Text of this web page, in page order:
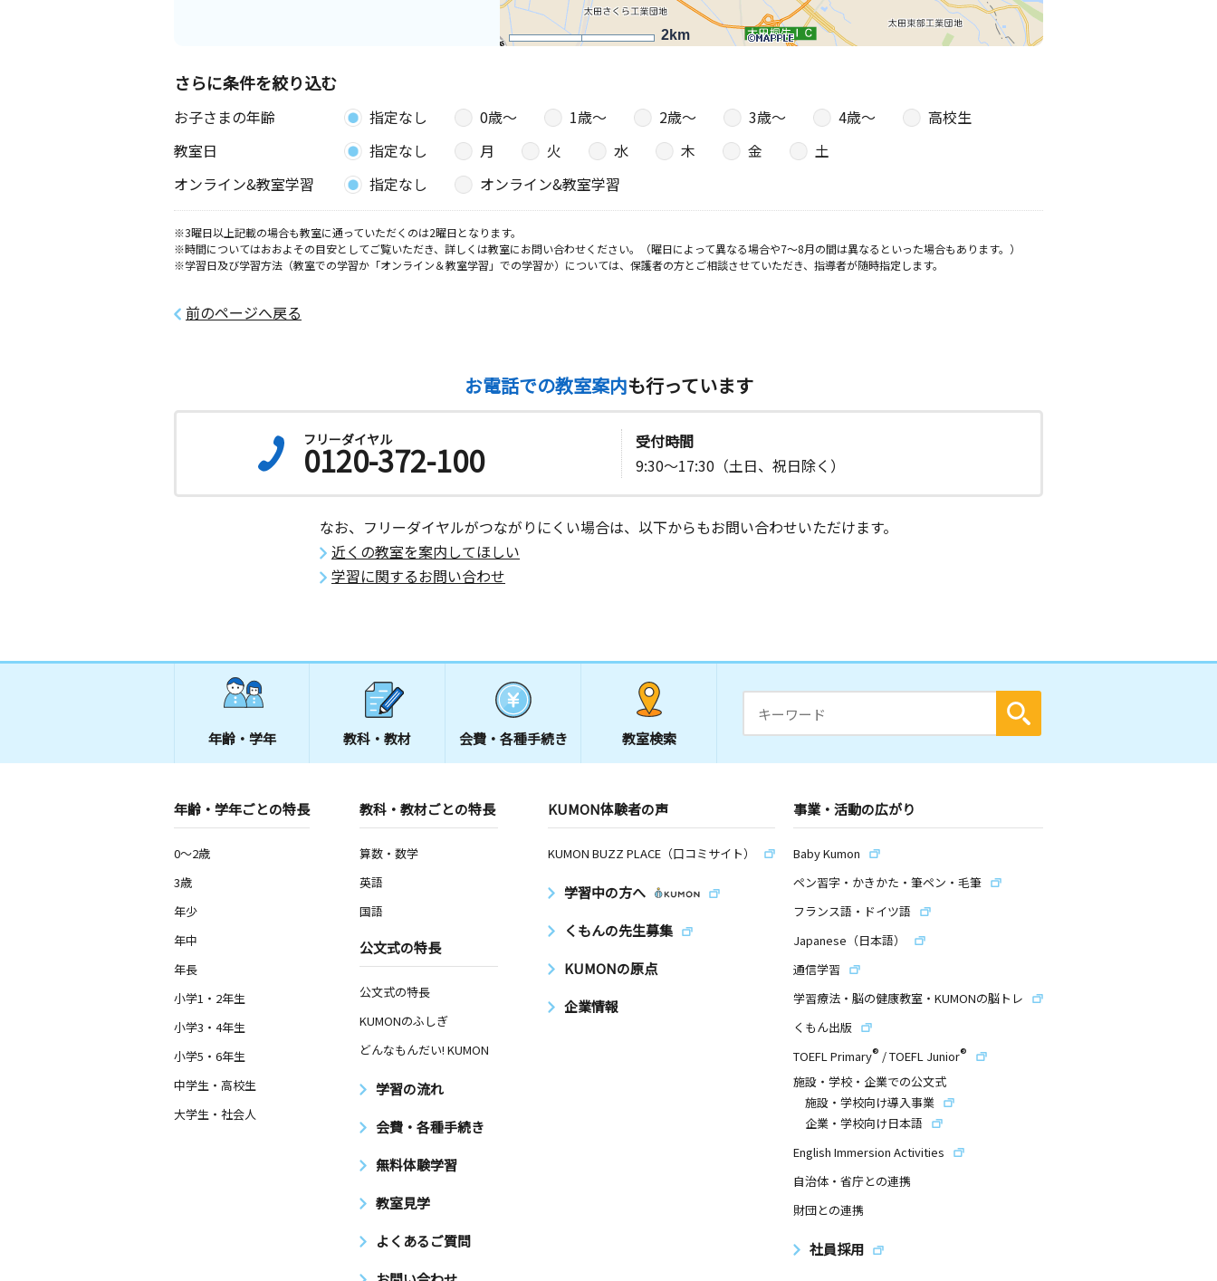
2km
さらに条件を絞り込む
お子さまの年齢 指定なし 0歳〜 1歳〜 2歳〜 3歳〜 4歳〜
高校生
教室日
指定なし 月 火 水 木 金
土
オンライン&教室学習
指定なし オンライン&教室学習
※3曜日以上記載の場合も教室に通っていただくのは2曜日となります。
※時間についてはおおよその目安としてご覧いただき、詳しくは教室にお問い合わせください。（曜日によって異なる場合や7～8月の間は異なるといった場合もあります。）
※学習日及び学習方法（教室での学習か「オンライン＆教室学習」での学習か）については、保護者の方とご相談させていただき、指導者が随時指定します。
前のページへ戻る
お電話での教室案内も行っています
フリーダイヤル
0120-372-100
受付時間
9:30～17:30（土日、祝日除く）
なお、フリーダイヤルがつながりにくい場合は、以下からもお問い合わせいただけます。
近くの教室を案内してほしい
学習に関するお問い合わせ
年齢・学年 教科・教材 会費・ 各種手続き 教室検索
年齢・学年ごとの特長
0～2歳
3歳
年少
年中
年長
小学1・2年生
小学3・4年生
小学5・6年生
中学生・高校生
大学生・社会人
教科・教材ごとの特長
算数・数学
英語
国語
公文式の特長
公文式の特長
KUMONのふしぎ
どんなもんだい! KUMON
学習の流れ
会費・各種手続き
無料体験学習
教室見学
よくあるご質問
KUMON体験者の声
KUMON BUZZ PLACE（口コミサイト）
学習中の方へ
くもんの先生募集
KUMONの原点
企業情報
事業・活動の広がり
Baby Kumon
ペン習字・かきかた・筆ペン・毛筆
フランス語・ドイツ語
Japanese（日本語）
通信学習
学習療法・脳の健康教室・KUMONの脳トレ
くもん出版
TOEFL Primary® /TOEFL Junior®
施設・学校・企業での公文式
施設・学校向け導入事業
企業・学校向け日本語
English Immersion Activities
自治体・省庁との連携
財団との連携
社員採用